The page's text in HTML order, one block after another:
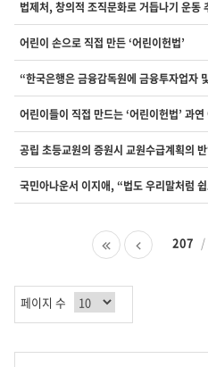
담
당
부
서,
등
록
일,
부
파
일
을
입
니
다.
법제처, 창의적 조직문화로 거듭나기 운동
어린이 손으로 직접 만든 ‘어린이헌법’
어린이들이 직접 만드는 ‘어린이헌법’ 과연
공립 초등교원의 증원시 교원수급계획의
국민아나운서 이지애, “법도 우리말처럼
첫
페
지
이
전
207
페이지 수